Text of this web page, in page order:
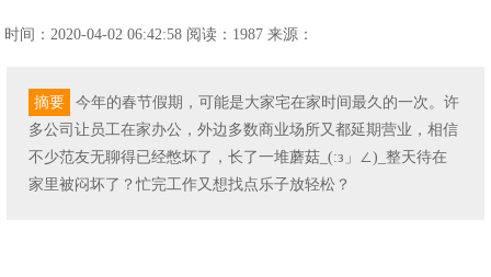
时间：2020-04-02 06:42:58 阅读：1987 来源：
摘要
今年的春节假期，可能是大家宅在家时间最久的一次。许
多公司让员工在家办公，外边多数商业场所又都延期营业，相信
不少范友无聊得已经憋坏了，长了一堆蘑菇_(:з」∠)_整天待在
家里被闷坏了？忙完工作又想找点乐子放轻松？